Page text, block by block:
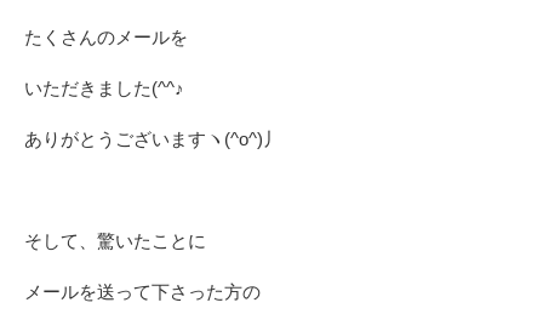
たくさんのメールを
いただきました(^^♪
ありがとうございますヽ(^o^)丿
そして、驚いたことに
メールを送って下さった方の